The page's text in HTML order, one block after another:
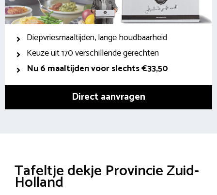
Diepvriesmaaltijden, lange houdbaarheid
Keuze uit 170 verschillende gerechten
Nu 6 maaltijden voor slechts €33,50
Direct aanvragen
Tafeltje dekje Provincie Zuid-
Holland